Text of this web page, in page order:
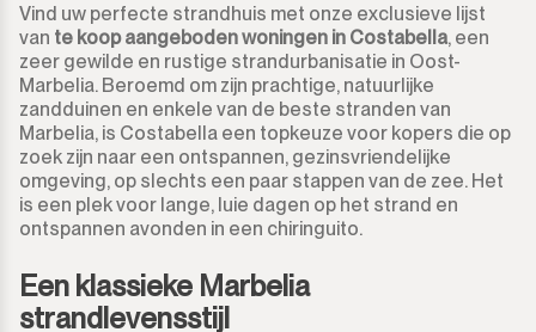
Vind uw perfecte strandhuis met onze exclusieve lijst
van te koop aangeboden woningen in Costabella, een
zeer gewilde en rustige strandurbanisatie in Oost-
Marbelia. Beroemd om zijn prachtige, natuurlijke
zandduinen en enkele van de beste stranden van
Marbelia, is Costabella een topkeuze voor kopers die op
zoek zijn naar een ontspannen, gezinsvriendelijke
omgeving, op slechts een paar stappen van de zee. Het
is een plek voor lange, luie dagen op het strand en
ontspannen avonden in een chiringuito.
Een klassieke Marbelia
strandlevensstijl